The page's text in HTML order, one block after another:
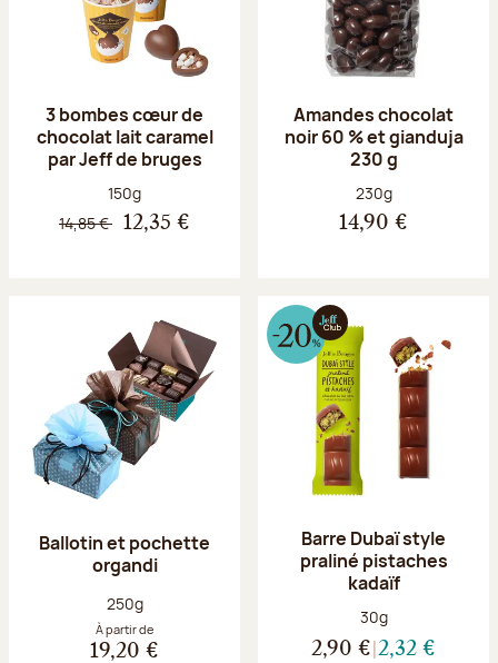
3 bombes cœur de
chocolat lait caramel
par Jeff de bruges
Poids net :
150g
14,85 € 12,35 €
Amandes chocolat
noir 60 % et gianduja
230 g
Poids net :
230g
14,90 €
Ballotin et pochette
organdi
Poids net :
250g
À partir de
19,20 €
Barre Dubaï style
praliné pistaches
kadaïf
Poids net :
30g
2,90 € 2,32 €